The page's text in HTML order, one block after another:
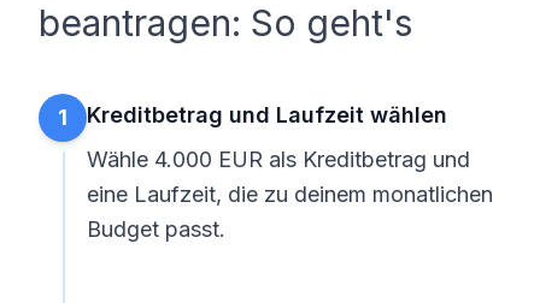
beantragen: So geht's
1
Kreditbetrag und Laufzeit wählen
Wähle 4.000 EUR als Kreditbetrag und
eine Laufzeit, die zu deinem monatlichen
Budget passt.